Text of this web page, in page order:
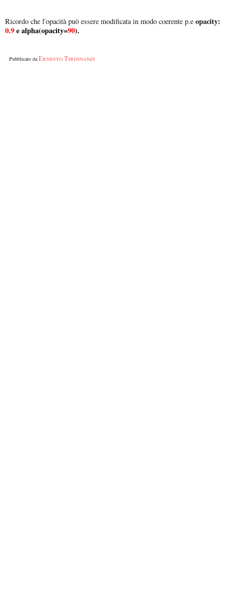
Ricordo che l'opacità può essere modificata in modo coerente p.e opacity:
0.9e alpha(opacity=90).
Pubblicato daErnesto Tirinnanzi